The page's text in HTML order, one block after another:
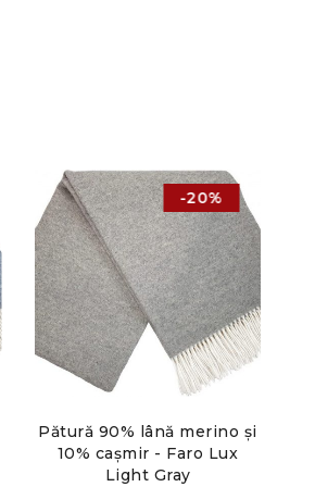
-20%
Pătură 90% lână merino și
10% cașmir - Faro Lux
Light Gray